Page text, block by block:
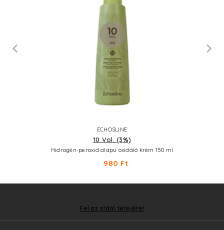
ECHOSLINE
10 Vol. (3%)
Hidrogén-peroxid alapú oxidáló krém 150 ml
980 Ft
Fel az oldal tetejére!